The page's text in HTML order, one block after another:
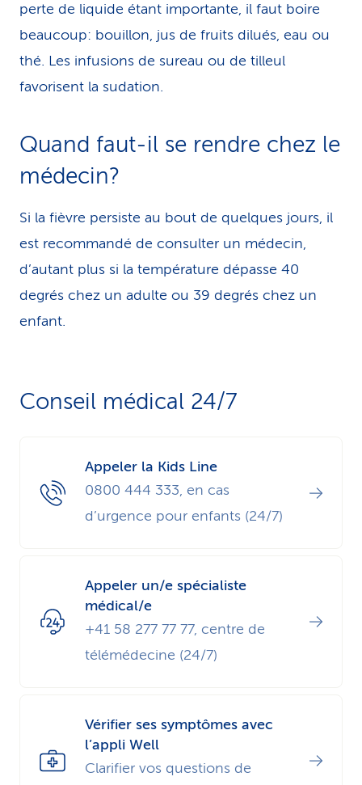
perte de liquide étant importante, il faut boire
beaucoup: bouillon, jus de fruits dilués, eau ou
thé. Les infusions de sureau ou de tilleul
favorisent la sudation.
Quand faut-il se rendre chez le
médecin?
Si la fièvre persiste au bout de quelques jours, il
est recommandé de consulter un médecin,
d’autant plus si la tem­pé­ra­tu­re dépasse 40
degrés chez un adulte ou 39 degrés chez un
enfant.
Conseil médical 24/7
Appeler la Kids Line
0800 444 333, en cas
d’urgence pour enfants (24/7)
Appeler un/e spécialiste
médical/e
+41 58 277 77 77, centre de
télémédecine (24/7)
Vérifier ses symptômes avec
l’appli Well
Clarifier vos questions de